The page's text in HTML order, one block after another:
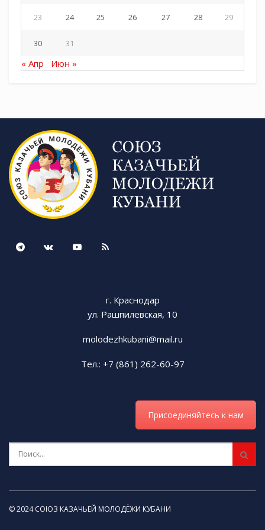
23 24 25 26 27 28 29
30 31
« Апр Июн »
г. Краснодар
ул. Рашпилевская, 10
molodezhkubani@mail.ru
Тел.: +7 (861) 262-60-97
Присоединяйтесь к нам
© 2024 СОЮЗ КАЗАЧЬЕЙ МОЛОДЁЖИ КУБАНИ